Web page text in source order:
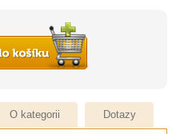
O kategorii Dotazy